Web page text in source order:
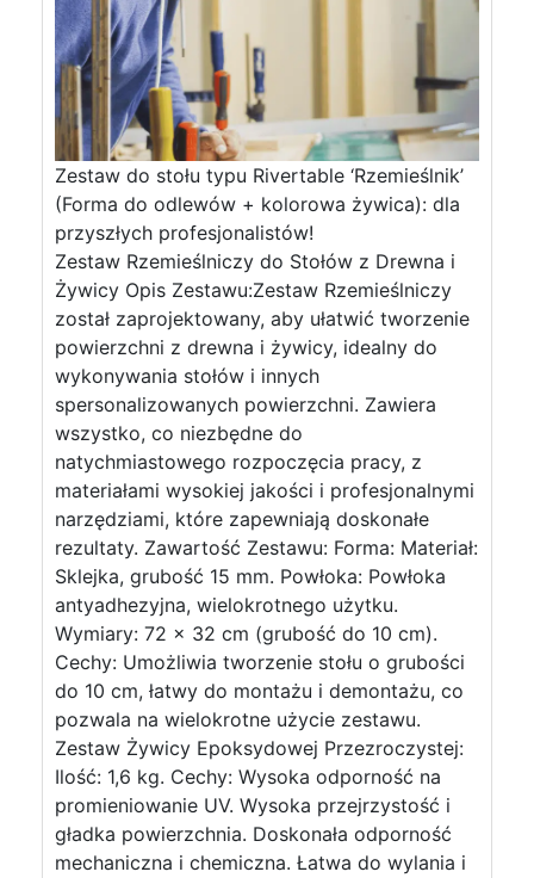
Zestaw do stołu typu Rivertable ‘Rzemieślnik’
(Forma do odlewów + kolorowa żywica): dla
przyszłych profesjonalistów!
Zestaw Rzemieślniczy do Stołów z Drewna i
Żywicy Opis Zestawu:Zestaw Rzemieślniczy
został zaprojektowany, aby ułatwić tworzenie
powierzchni z drewna i żywicy, idealny do
wykonywania stołów i innych
spersonalizowanych powierzchni. Zawiera
wszystko, co niezbędne do
natychmiastowego rozpoczęcia pracy, z
materiałami wysokiej jakości i profesjonalnymi
narzędziami, które zapewniają doskonałe
rezultaty. Zawartość Zestawu: Forma: Materiał:
Sklejka, grubość 15 mm. Powłoka: Powłoka
antyadhezyjna, wielokrotnego użytku.
Wymiary: 72 x 32 cm (grubość do 10 cm).
Cechy: Umożliwia tworzenie stołu o grubości
do 10 cm, łatwy do montażu i demontażu, co
pozwala na wielokrotne użycie zestawu.
Zestaw Żywicy Epoksydowej Przezroczystej:
Ilość: 1,6 kg. Cechy: Wysoka odporność na
promieniowanie UV. Wysoka przejrzystość i
gładka powierzchnia. Doskonała odporność
mechaniczna i chemiczna. Łatwa do wylania i